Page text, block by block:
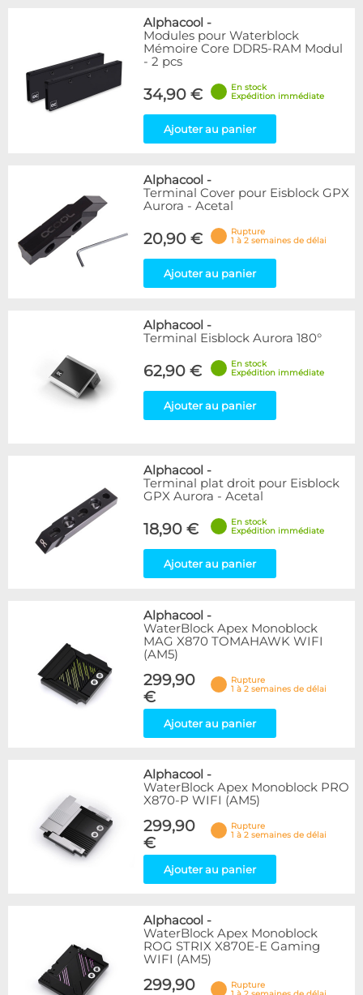
Alphacool -
Modules pour Waterblock
Mémoire Core DDR5-RAM Modul
- 2 pcs
34,90 €
En stock
Expédition immédiate
Ajouter au panier
Alphacool -
Terminal Cover pour Eisblock GPX
Aurora - Acetal
20,90 €
Rupture
1 à 2 semaines de délai
Ajouter au panier
Alphacool -
Terminal Eisblock Aurora 180°
62,90 €
En stock
Expédition immédiate
Ajouter au panier
Alphacool -
Terminal plat droit pour Eisblock
GPX Aurora - Acetal
18,90 €
En stock
Expédition immédiate
Ajouter au panier
Alphacool -
WaterBlock Apex Monoblock
MAG X870 TOMAHAWK WIFI
(AM5)
299,90
€
Rupture
1 à 2 semaines de délai
Ajouter au panier
Alphacool -
WaterBlock Apex Monoblock PRO
X870-P WIFI (AM5)
299,90
€
Rupture
1 à 2 semaines de délai
Ajouter au panier
Alphacool -
WaterBlock Apex Monoblock
ROG STRIX X870E-E Gaming
WIFI (AM5)
299,90
Rupture